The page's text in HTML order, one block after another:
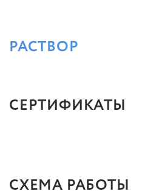
РАСТВОР
СЕРТИФИКАТЫ
СХЕМА РАБОТЫ